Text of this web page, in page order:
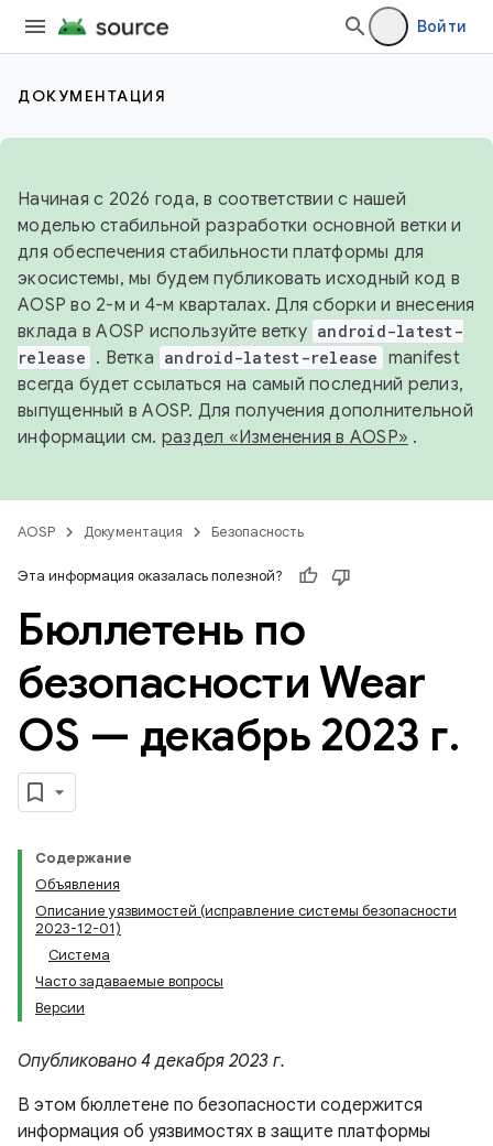
Войти
ДОКУМЕНТАЦИЯ
Начиная с 2026 года, в соответствии с нашей
моделью стабильной разработки основной ветки и
для обеспечения стабильности платформы для
экосистемы, мы будем публиковать исходный код в
AOSP во 2-м и 4-м кварталах. Для сборки и внесения
вклада в AOSP используйте ветку android-latest-
release . Ветка android-latest-release manifest
всегда будет ссылаться на самый последний релиз,
выпущенный в AOSP. Для получения дополнительной
информации см. раздел «Изменения в AOSP» .
AOSP Документация Безопасность
Эта информация оказалась полезной?
Бюллетень по
безопасности Wear
OS — декабрь 2023 г.
Содержание
Объявления
Описание уязвимостей (исправление системы безопасности
2023-12-01)
Система
Часто задаваемые вопросы
Версии
Опубликовано 4 декабря 2023 г.
В этом бюллетене по безопасности содержится
информация об уязвимостях в защите платформы